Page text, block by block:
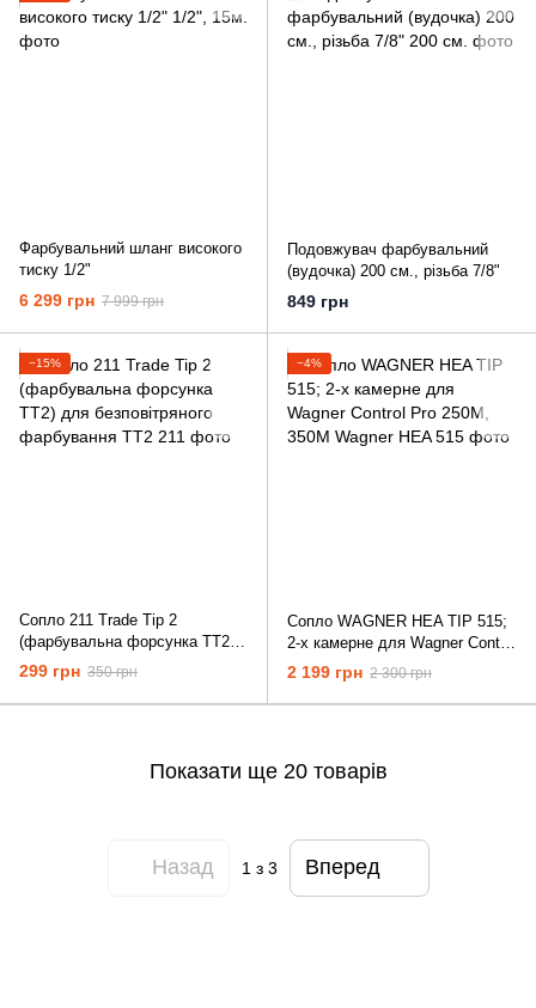
Фарбувальний шланг високого
тиску 1/2"
6 299 грн 7 999 грн
Подовжувач фарбувальний
(вудочка) 200 см., різьба 7/8"
849 грн
−15%
Сопло 211 Trade Tip 2
(фарбувальна форсунка TT2)
для безповітряного
фарбування
299 грн 350 грн
−4%
Сопло WAGNER HEA TIP 515;
2-х камерне для Wagner Control
Pro 250M, 350M
2 199 грн 2 300 грн
Показати ще 20 товарів
Назад 1 з 3 Вперед